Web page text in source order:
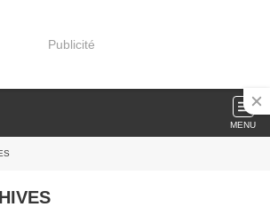
Publicité
MENU